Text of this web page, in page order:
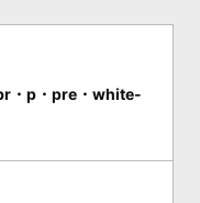
・p・pre・white-